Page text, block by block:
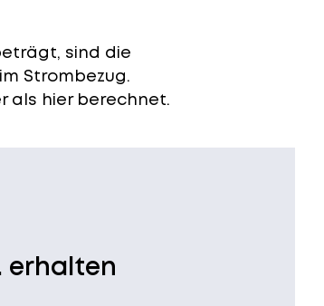
sind die
Strombezug.
als hier berechnet.
erhalten